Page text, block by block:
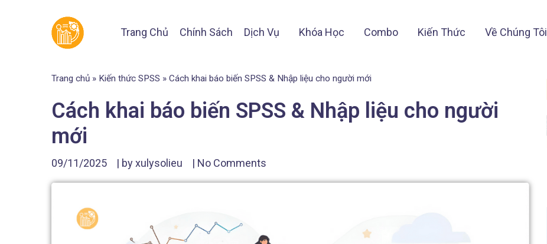
Trang Chủ Chính Sách Dịch Vụ Khóa Học Combo Kiến Thức Về Chúng Tôi
Trang chủ » Kiến thức SPSS » Cách khai báo biến SPSS & Nhập liệu cho người mới
Cách khai báo biến SPSS & Nhập liệu cho người
mới
09/11/2025 | byxulysolieu | No Comments